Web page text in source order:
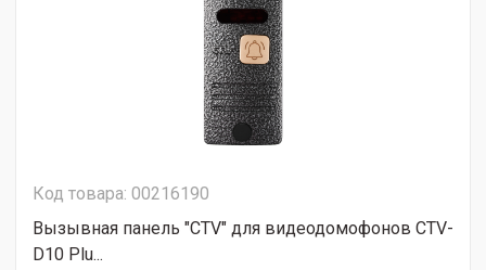
Код товара: 00216190
Вызывная панель "CTV" для видеодомофонов CTV-
D10 Plu...